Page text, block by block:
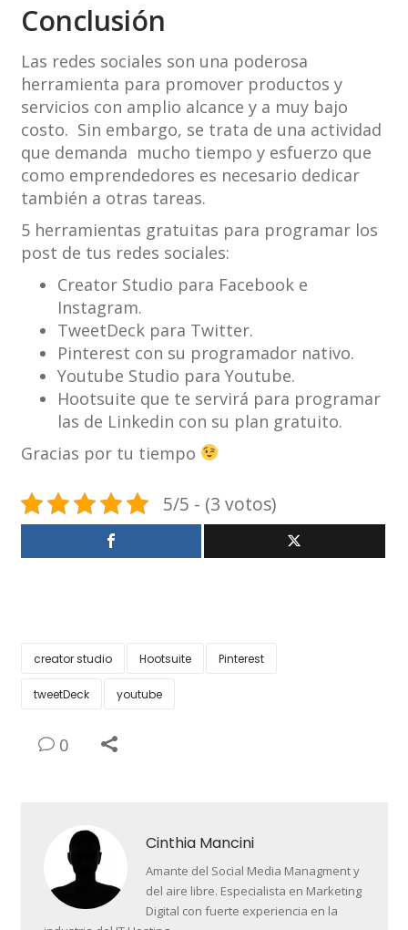
Conclusión
Las redes sociales son una poderosa
herramienta para promover productos y
servicios con amplio alcance y a muy bajo
costo. Sin embargo, se trata de una actividad
que demanda mucho tiempo y esfuerzo que
como emprendedores es necesario dedicar
también a otras tareas.
5 herramientas gratuitas para programar los
post de tus redes sociales:
Creator Studio para Facebook e
Instagram.
TweetDeck para Twitter.
Pinterest con su programador nativo.
Youtube Studio para Youtube.
Hootsuite que te servirá para programar
las de Linkedin con su plan gratuito.
Gracias por tu tiempo
5/5 - (3 votos)
creator studio Hootsuite Pinterest
tweetDeck youtube
0
Cinthia Mancini
Amante del Social Media Managment y
del aire libre. Especialista en Marketing
Digital con fuerte experiencia en la